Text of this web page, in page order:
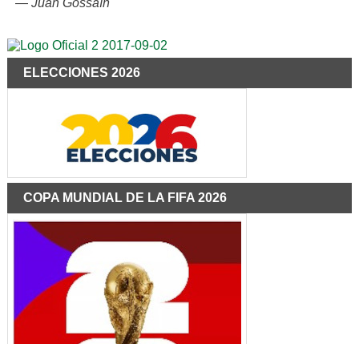
ELECCIONES 2026
COPA MUNDIAL DE LA FIFA 2026